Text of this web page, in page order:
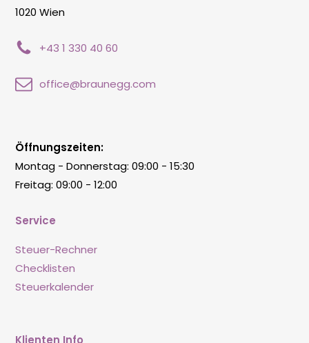
1020 Wien
+43 1 330 40 60
office@braunegg.com
Service
Steuer-Rechner
Checklisten
Steuerkalender
Klienten Info
Öffnungszeiten:
Montag - Donnerstag: 09:00 - 15:30
Freitag: 09:00 - 12:00